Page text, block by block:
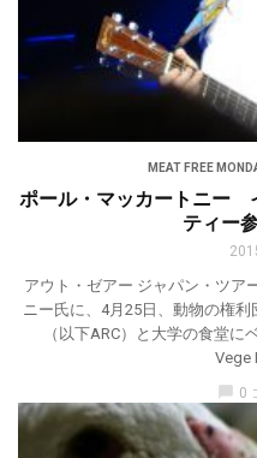
MEAT FREE
ポール・マッカートニー
ティー
アウト・ゼアー ジャパン・ツア
ニー氏に、4月25日、動物の権
（以下ARC）と大学の食堂
Vege
0